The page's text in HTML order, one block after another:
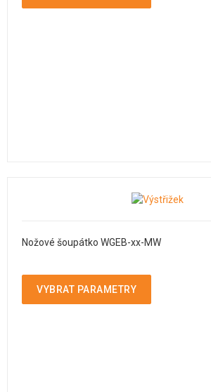
Nožové šoupátko WGEB-xx-MW
VYBRAT PARAMETRY